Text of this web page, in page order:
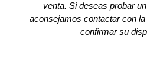
venta. Si deseas probar
aconsejamos contactar con
confirmar su